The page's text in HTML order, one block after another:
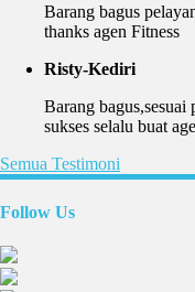
Barang bagus
thanks agen Fitness
Risty-Kediri
Barang bagus,sesuai
sukses selalu buat
Semua Testimoni
Follow Us